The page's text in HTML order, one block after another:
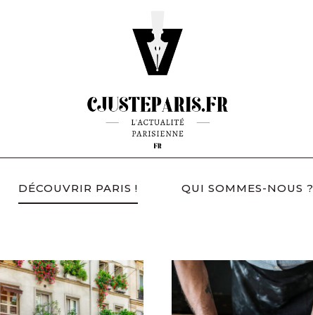
DÉCOUVRIR PARIS ! QUI SOMMES-NOUS ?